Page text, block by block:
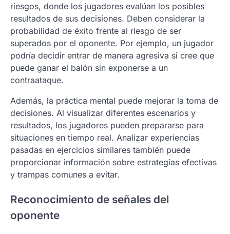
riesgos, donde los jugadores evalúan los posibles
resultados de sus decisiones. Deben considerar la
probabilidad de éxito frente al riesgo de ser
superados por el oponente. Por ejemplo, un jugador
podría decidir entrar de manera agresiva si cree que
puede ganar el balón sin exponerse a un
contraataque.
Además, la práctica mental puede mejorar la toma de
decisiones. Al visualizar diferentes escenarios y
resultados, los jugadores pueden prepararse para
situaciones en tiempo real. Analizar experiencias
pasadas en ejercicios similares también puede
proporcionar información sobre estrategias efectivas
y trampas comunes a evitar.
Reconocimiento de señales del
oponente